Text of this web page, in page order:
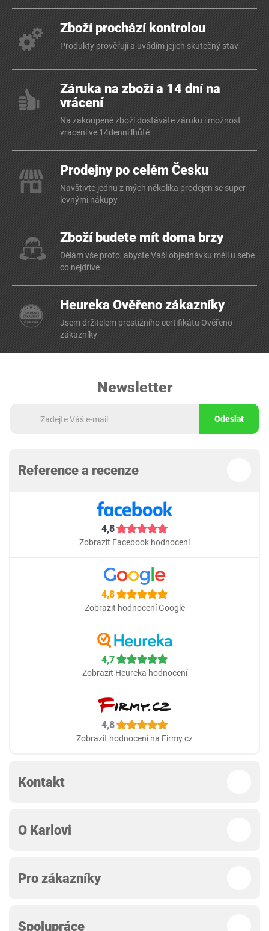
Zboží prochází kontrolou
Produkty prověřuji a uvádím jejich skutečný stav
Záruka na zboží a 14 dní na
vrácení
Na zakoupené zboží dostáváte záruku i možnost
vrácení ve 14denní lhůtě
Prodejny po celém Česku
Navštivte jednu z mých několika prodejen se super
levnými nákupy
Zboží budete mít doma brzy
Dělám vše proto, abyste Vaši objednávku měli u sebe
co nejdříve
Heureka Ověřeno zákazníky
Jsem držitelem prestižního certifikátu Ověřeno
zákazníky
Newsletter
Odeslat
Reference a recenze
4,8
Zobrazit Facebook hodnocení
4,8
Zobrazit hodnocení Google
4,7
Zobrazit Heureka hodnocení
4,8
Zobrazit hodnocení na Firmy.cz
Kontakt
O Karlovi
Pro zákazníky
Spolupráce